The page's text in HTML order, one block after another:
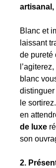
artisanal,
Blanc et
laissant
de pureté
blanc
le
en
de luxe
son
2.